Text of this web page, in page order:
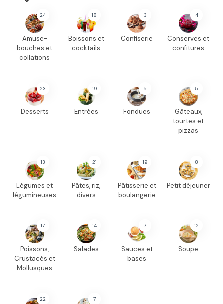
24
Amuse-
bouches et
collations
18
Boissons et
cocktails
3
Confiserie
4
Conserves et
confitures
23
Desserts
19
Entrées
5
Fondues
5
Gâteaux,
tourtes et
pizzas
13
Légumes et
légumineuses
21
Pâtes, riz,
divers
19
Pâtisserie et
boulangerie
8
Petit déjeuner
17
Poissons,
Crustacés et
Mollusques
14
Salades
7
Sauces et
bases
12
Soupe
22 7